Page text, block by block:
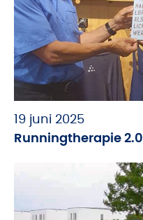
19 juni 2025
Runningtherapie 2.0